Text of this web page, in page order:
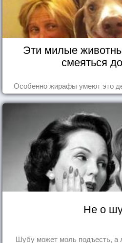
Эти милые
смеяться
Особенно жирафы умеют это
Не о
Шубу может моль подъесть, а